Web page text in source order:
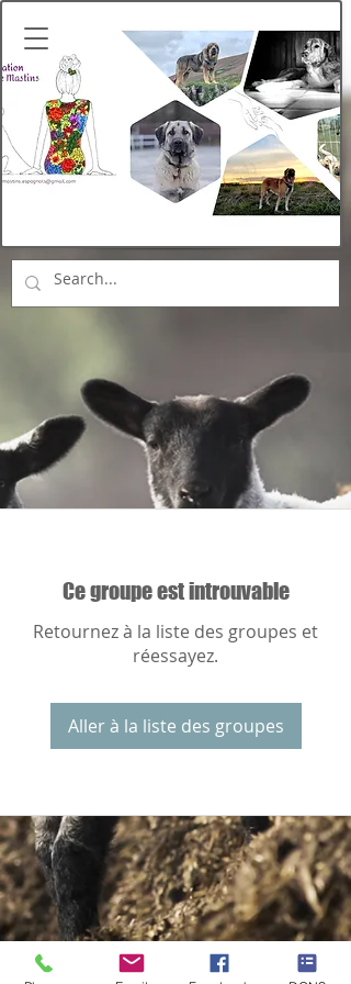
Ce groupe est introuvable
Retournez à la liste des groupes et
réessayez.
Aller à la liste des groupes